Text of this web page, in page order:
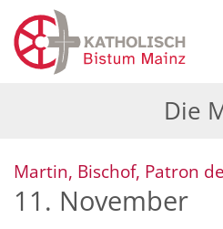
Zum Inhalt springen
Die
Martin, Bischof, Patron
11. November